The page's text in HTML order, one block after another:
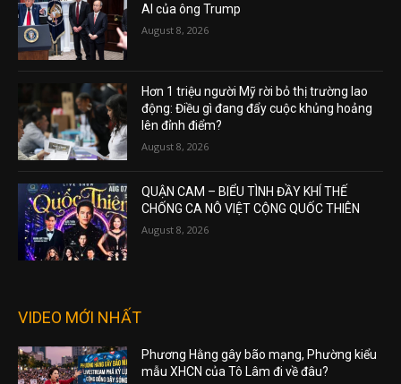
AI của ông Trump
August 8, 2026
Hơn 1 triệu người Mỹ rời bỏ thị trường lao
động: Điều gì đang đẩy cuộc khủng hoảng
lên đỉnh điểm?
August 8, 2026
QUẬN CAM – BIỂU TÌNH ĐẦY KHÍ THẾ
CHỐNG CA NÔ VIỆT CỘNG QUỐC THIÊN
August 8, 2026
VIDEO MỚI NHẤT
Phương Hằng gây bão mạng, Phường kiểu
mẫu XHCN của Tô Lâm đi về đâu?